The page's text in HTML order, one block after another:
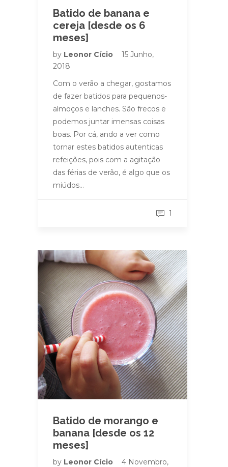
Batido de banana e
cereja [desde os 6
meses]
by Leonor Cício
15 Junho,
2018
Com o verão a chegar, gostamos
de fazer batidos para pequenos-
almoços e lanches. São frecos e
podemos juntar imensas coisas
boas. Por cá, ando a ver como
tornar estes batidos autenticas
refeições, pois com a agitação
das férias de verão, é algo que os
miúdos…
1
Batido de morango e
banana [desde os 12
meses]
by Leonor Cício
4 Novembro,